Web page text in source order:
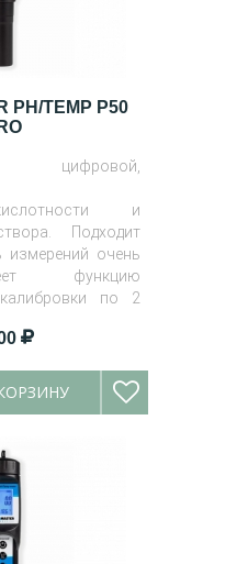
PH/TEMP P50
цифровой,
и
Подходит
измерений очень
функцию
по 2